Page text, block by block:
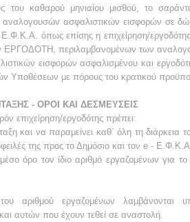
του καθαρού μηνιαίου μισθού, το
ασφαλιστικών εισφορών σε
Ε.Φ.Κ.Α. όπως επίσης η επιχείρηση/
ΕΡΓΟΔΟΤΗ, περιλαμβανομένων των
εισφορών ασφαλισμένου και
Υποθέσεων με πόρους του κρατικού
- ΟΡΟΙ ΚΑΙ ΔΕΣΜΕΥΣΕΙΣ
επιχείρηση/εργοδότης πρέπει:
και να παραμείνει καθ΄ όλη τη
της προς το Δημόσιο και τον e -
όρο τον ίδιο αριθμό εργαζομένων για
αριθμού εργαζομένων λαμβάνονται
αυτών που έχουν τεθεί σε αναστολή.